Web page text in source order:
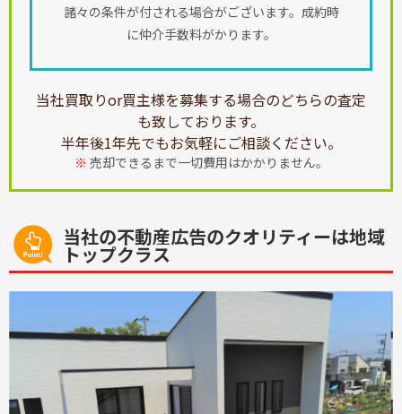
諸々の条件が付される場合がございます。成約時
に仲介手数料がかります。
当社買取りor買主様を募集する場合のどちらの査定
も致しております。
半年後1年先でもお気軽にご相談ください。
※ 売却できるまで一切費用はかかりません。
当社の不動産広告のクオリティーは地域
トップクラス